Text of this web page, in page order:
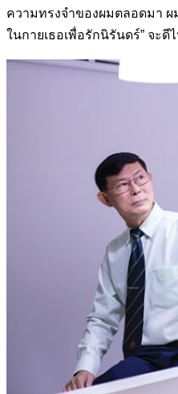
ความทรงจำของผมตลอดมา ผ
ในกายเธอเพื่อรักนิรันดร์” จะดี